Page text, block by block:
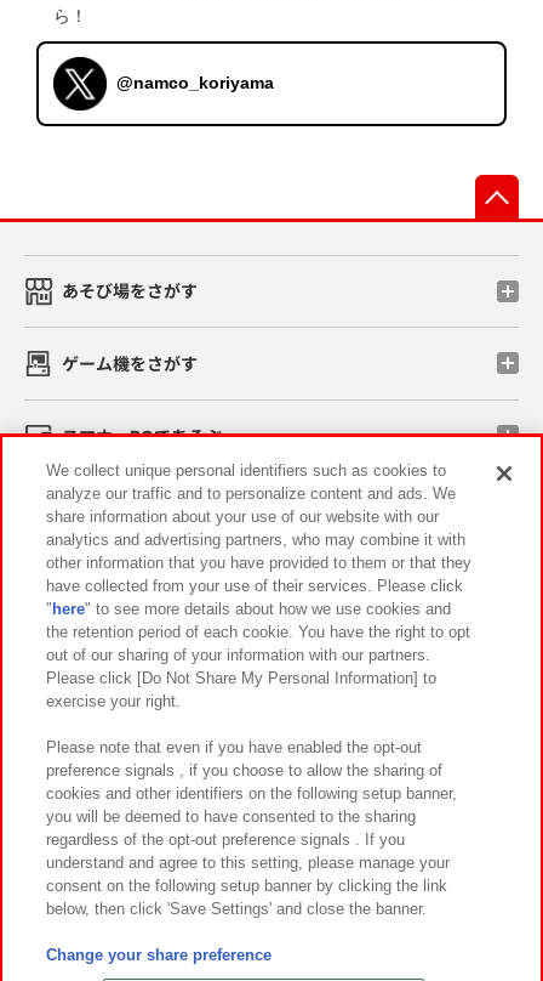
ら！
@namco_koriyama
あそび場をさがす
ゲーム機をさがす
スマホ・PCであそぶ
イベント・キャンペーン
関連会社 サステナビリティ サイトポリシー
プライバシーポリシー ウェブアクセシビリティ方針と検証結果
お取引先さまとともに
カスタマーハラスメント対応方針 よくあるご質問・お問い合わせ
©Bandai Namco Amusement Inc.
©Bandai Namco Amusement Lab Inc.
We collect unique personal identifiers such as cookies to
analyze our traffic and to personalize content and ads. We
share information about your use of our website with our
analytics and advertising partners, who may combine it with
other information that you have provided to them or that they
have collected from your use of their services. Please click
" here" to see more details about how we use cookies and
the retention period of each cookie. You have the right to opt
out of our sharing of your information with our partners.
Please click [Do Not Share My Personal Information] to
exercise your right.
Please note that even if you have enabled the opt-out
preference signals , if you choose to allow the sharing of
cookies and other identifiers on the following setup banner,
you will be deemed to have consented to the sharing
regardless of the opt-out preference signals . If you
understand and agree to this setting, please manage your
consent on the following setup banner by clicking the link
below, then click 'Save Settings' and close the banner.
Change your share preference